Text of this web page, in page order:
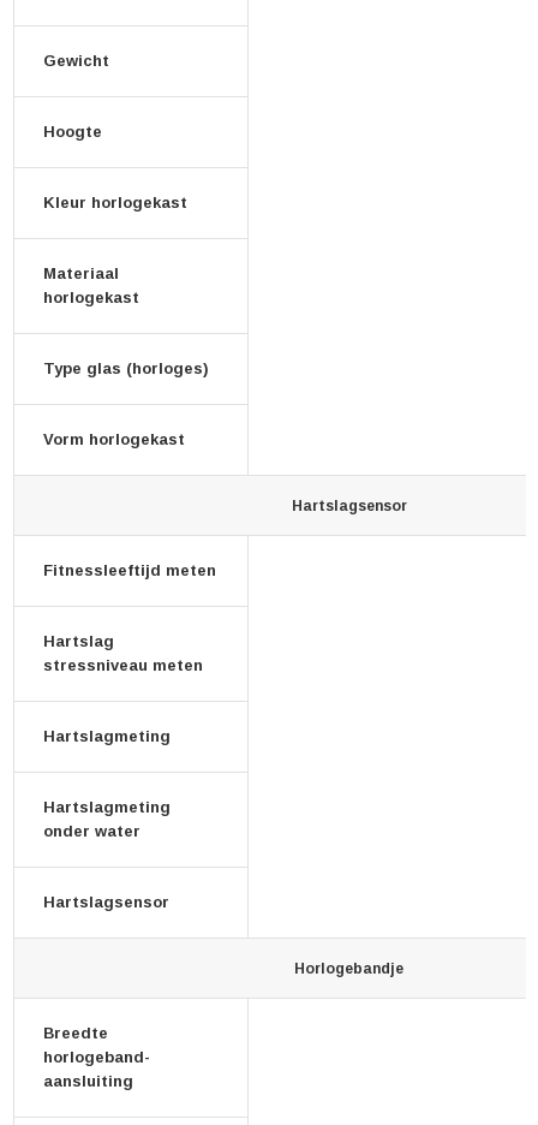
Gewicht
Hoogte
Kleur horlogekast
Materiaal
horlogekast
Type glas (horloges)
Vorm horlogekast
Hartslagsensor
Fitnessleeftijd meten
Hartslag
stressniveau meten
Hartslagmeting
Hartslagmeting
onder water
Hartslagsensor
Horlogebandje
Breedte
horlogeband-
aansluiting